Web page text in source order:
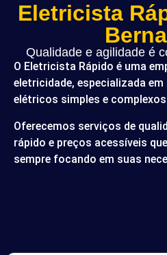
Eletricista
Qualidade e agilidade é
O Eletricista Rápido é uma
eletricidade, especializada
elétricos simples e
Oferecemos serviços de
rápido e preços acessíveis
sempre focando em suas